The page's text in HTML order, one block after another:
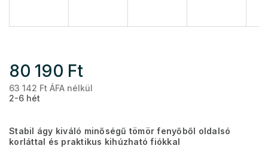
80 190 Ft
63 142 Ft ÁFA nélkül
2-6 hét
Stabil ágy kiváló minőségű tömör fenyőből oldalsó
korláttal és praktikus kihúzható fiókkal